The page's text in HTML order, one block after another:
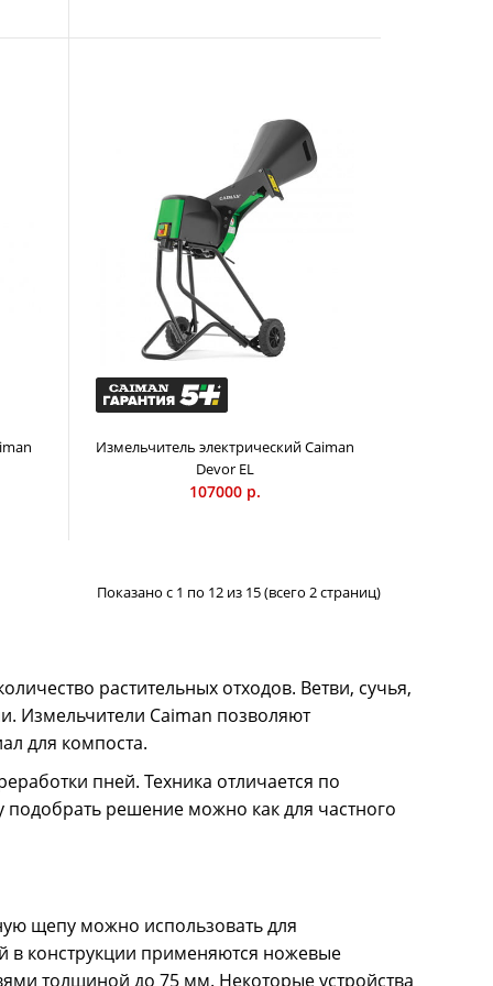
с аккумулятором, подающим роликом с
и системами безопасности, снижающими риски при
Пассивная безопасность: подающий желоб имеет
чтобы руками невозможно было дотянуться до
защищает от обратного выброса подаваемого
безопасность: предохранительный рычаг в
экстренно остановить работу измельчителя.
с буксирной сцепкой облегчает перемещение
территориям.
компактный измельчитель CAIMAN Iroko 60H
растений: листву, ветви кустарников и деревьев. У
система передачи мощности от двигателя к
двигатель, если открыт люк машины, через
застрявший материал, пассивная не позволяет
ножей измельчителя.
дизельный измельчитель ветвей CAIMAN Ganso
ветви деревьев толщиной до 30 см с
Измельчитель электрический Caiman
Devor EL
107000 р.
Показано с 1 по 12 из 15 (всего 2 страниц)
растительных отходов. Ветви, сучья,
Измельчители Caiman позволяют
для компоста.
пней. Техника отличается по
решение можно как для частного
щепу можно использовать для
в конструкции применяются ножевые
толщиной до 75 мм. Некоторые устройства